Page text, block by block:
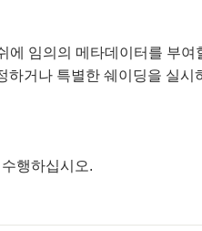
에 임의의 메타데이터를 부여
거나 특별한 쉐이딩을 실시
행하십시오.